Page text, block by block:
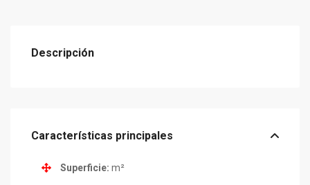
Descripción
Características principales
Superficie: m²